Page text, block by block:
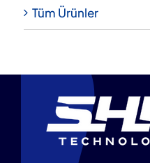
Tüm Ürünler